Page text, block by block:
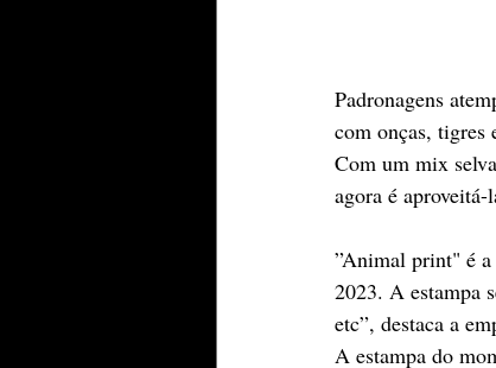
Padronagens
com onças, tigres
Com um mix
agora é
”Animal print" é a
2023. A estampa
etc”, destaca a
A estampa do